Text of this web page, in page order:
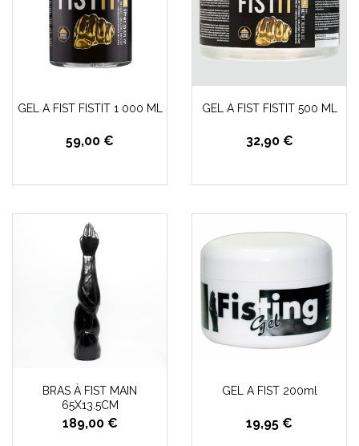
GEL A FIST FISTIT 1 000 ML
59,00 €
GEL A FIST FISTIT 500 ML
32,90 €
BRAS À FIST MAIN
65X13.5CM
189,00 €
GEL A FIST 200ml
19,95 €